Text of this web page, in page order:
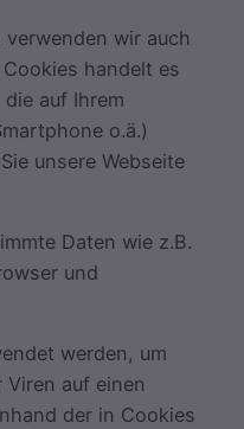
verwenden wir auch
Cookies handelt es
auf Ihrem
o.ä.)
unsere Webseite
Daten wie z.B.
und
werden, um
auf einen
der in Cookies